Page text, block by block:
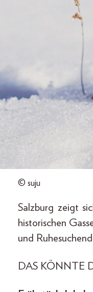
© suju
Salzburg zeigt
historischen
und
DAS KÖNNTE